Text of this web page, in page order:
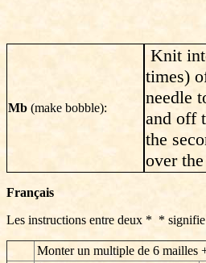
Mb (make bobble):
Knit
times)
needle
and off
the
over
Français
Les instructions entre deux * *
Monter un multiple de 6 mailles